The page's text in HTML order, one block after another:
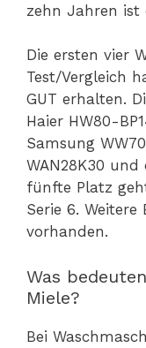
zehn Jahren ist
Die ersten vier
Test/Vergleich
GUT erhalten.
Haier HW80-
Samsung
WAN28K30 und
fünfte Platz
Serie 6.
vorhanden.
Was
Miele?
Bei